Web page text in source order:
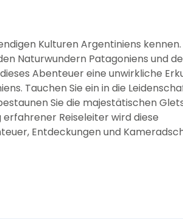
Kulturen Argentiniens
Naturwundern Patagoniens und
Abenteuer eine unwirkliche
Tauchen Sie ein in die
Sie die majestätischen
Reiseleiter wird diese
Entdeckungen und